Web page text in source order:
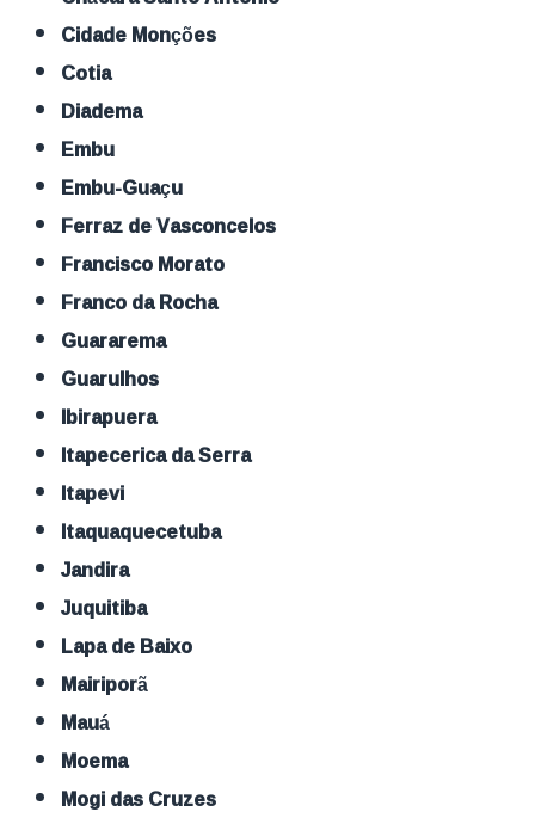
Cidade Monções
Cotia
Diadema
Embu
Embu-Guaçu
Ferraz de Vasconcelos
Francisco Morato
Franco da Rocha
Guararema
Guarulhos
Ibirapuera
Itapecerica da Serra
Itapevi
Itaquaquecetuba
Jandira
Juquitiba
Lapa de Baixo
Mairiporã
Mauá
Moema
Mogi das Cruzes